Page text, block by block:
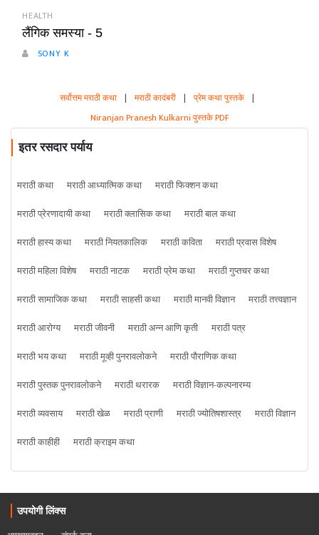
HEALTH
लैंगिक समस्या - 5
SONY K
सर्वोत्तम मराठी कथा | मराठी कादंबरी | प्रेम कथा पुस्तके |
Niranjan Pranesh Kulkarni पुस्तके PDF
इतर रसदार पर्याय
मराठी कथा मराठी आध्यात्मिक कथा
मराठी फिक्शन कथा
मराठी प्रेरणादायी कथा
मराठी क्लासिक कथा
मराठी बाल कथा
मराठी हास्य कथा
मराठी नियतकालिक मराठी कविता
मराठी प्रवास विशेष
मराठी महिला विशेष
मराठी नाटक मराठी प्रेम कथा
मराठी गुप्तचर कथा
मराठी सामाजिक कथा
मराठी साहसी कथा मराठी मानवी विज्ञान
मराठी तत्त्वज्ञान
मराठी आरोग्य
मराठी जीवनी मराठी अन्न आणि कृती
मराठी पत्र
मराठी भय कथा
मराठी मूव्ही पुनरावलोकने
मराठी पौराणिक कथा
मराठी पुस्तक पुनरावलोकने
मराठी थरारक
मराठी विज्ञान-कल्पनारम्य
मराठी व्यवसाय
मराठी खेळ मराठी प्राणी मराठी ज्योतिषशास्त्र
मराठी विज्ञान
मराठी काहीही
मराठी क्राइम कथा
उपयोगी लिंक्स